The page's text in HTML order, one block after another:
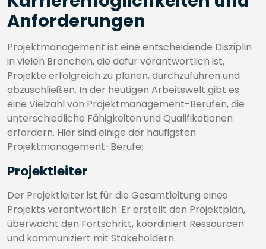
Anforderungen
Projektmanagement ist eine entscheidende Disziplin
in vielen Branchen, die dafür verantwortlich ist,
Projekte erfolgreich zu planen, durchzuführen und
abzuschließen. In der heutigen Arbeitswelt gibt es
eine Vielzahl von Projektmanagement-Berufen, die
unterschiedliche Fähigkeiten und Qualifikationen
erfordern. Hier sind einige der häufigsten
Projektmanagement-Berufe:
Projektleiter
Der Projektleiter ist für die Gesamtleitung eines
Projekts verantwortlich. Er erstellt den Projektplan,
überwacht den Fortschritt, koordiniert Ressourcen
und kommuniziert mit Stakeholdern.